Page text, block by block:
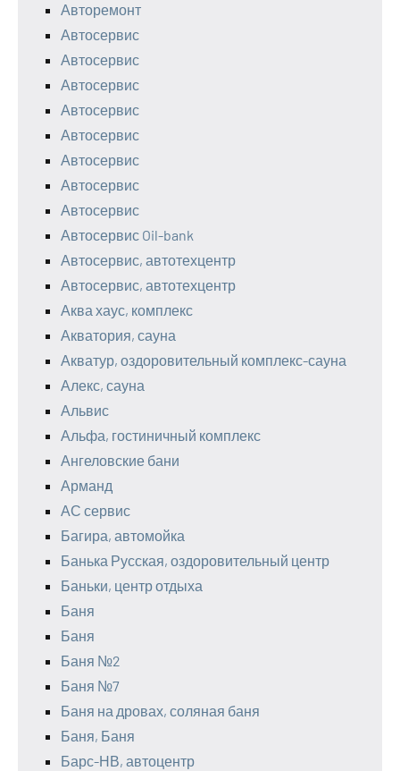
Авторемонт
Автосервис
Автосервис
Автосервис
Автосервис
Автосервис
Автосервис
Автосервис
Автосервис
Автосервис Oil-bank
Автосервис, автотехцентр
Автосервис, автотехцентр
Аква хаус, комплекс
Акватория, сауна
Акватур, оздоровительный комплекс-сауна
Алекс, сауна
Альвис
Альфа, гостиничный комплекс
Ангеловские бани
Арманд
АС сервис
Багира, автомойка
Банька Русская, оздоровительный центр
Баньки, центр отдыха
Баня
Баня
Баня №2
Баня №7
Баня на дровах, соляная баня
Баня, Баня
Барс-НВ, автоцентр